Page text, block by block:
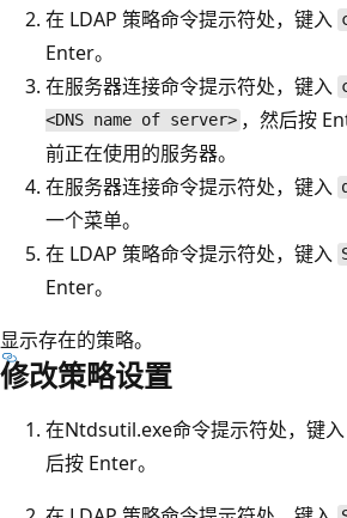
在 LDAP 策略命令提示符处，键入
Enter。
在服务器连接命令提示符处，键入
<DNS name of server> ，然后按
前正在使用的服务器。
在服务器连接命令提示符处，键入
一个菜单。
在 LDAP 策略命令提示符处，键入
Enter。
显示存在的策略。
修改策略设置
在Ntdsutil.exe命令提示符处，键入
后按 Enter。